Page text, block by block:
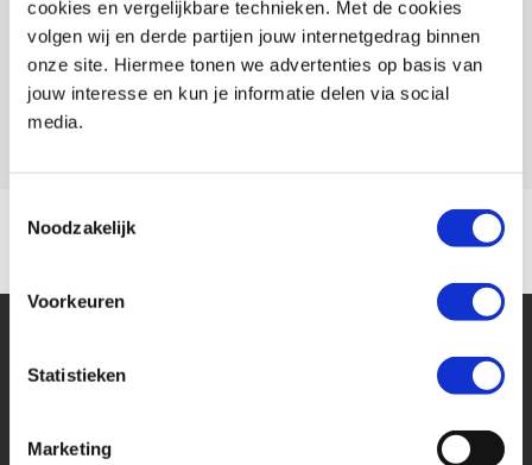
cookies en vergelijkbare technieken. Met de cookies
volgen wij en derde partijen jouw internetgedrag binnen
onze site. Hiermee tonen we advertenties op basis van
jouw interesse en kun je informatie delen via social
media.
Noodzakelijk
Voorkeuren
Statistieken
Marketing
Conditie
Occasion
Rijbewijs type
A
Model
CMX 1100 REBEL